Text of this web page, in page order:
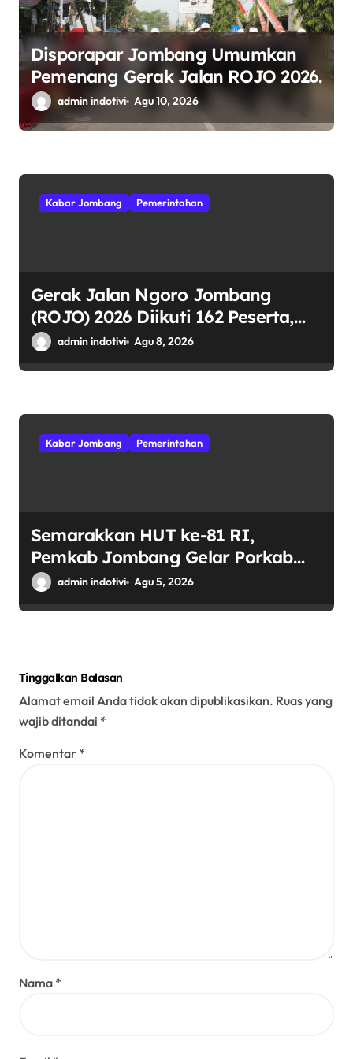
Disporapar Jombang Umumkan
Pemenang Gerak Jalan ROJO 2026.
admin indotivi Agu 10, 2026
Kabar Jombang Pemerintahan
Gerak Jalan Ngoro Jombang
(ROJO) 2026 Diikuti 162 Peserta,
Bupati Jombang Tekankan Disiplin
admin indotivi Agu 8, 2026
Kabar Jombang Pemerintahan
Semarakkan HUT ke-81 RI,
Pemkab Jombang Gelar Porkab
2026 untuk Pererat Kebersamaan
admin indotivi Agu 5, 2026
Tinggalkan Balasan
Alamat email Anda tidak akan dipublikasikan. Ruas yang
wajib ditandai *
Komentar *
Nama *